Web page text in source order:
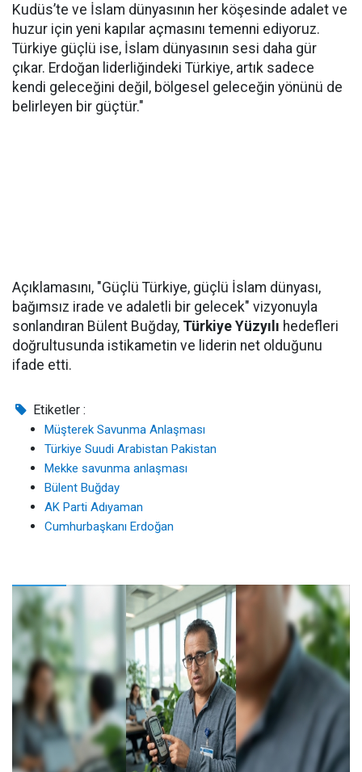
Kudüs’te ve İslam dünyasının her köşesinde adalet ve
huzur için yeni kapılar açmasını temenni ediyoruz.
Türkiye güçlü ise, İslam dünyasının sesi daha gür
çıkar. Erdoğan liderliğindeki Türkiye, artık sadece
kendi geleceğini değil, bölgesel geleceğin yönünü de
belirleyen bir güçtür."
Açıklamasını, "Güçlü Türkiye, güçlü İslam dünyası,
bağımsız irade ve adaletli bir gelecek" vizyonuyla
sonlandıran Bülent Buğday, Türkiye Yüzyılı hedefleri
doğrultusunda istikametin ve liderin net olduğunu
ifade etti.
Etiketler :
Müşterek Savunma Anlaşması
Türkiye Suudi Arabistan Pakistan
Mekke savunma anlaşması
Bülent Buğday
AK Parti Adıyaman
Cumhurbaşkanı Erdoğan